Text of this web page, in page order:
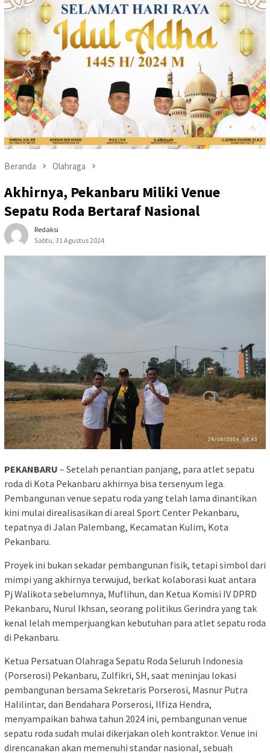
Beranda Olahraga
Akhirnya, Pekanbaru Miliki Venue
Sepatu Roda Bertaraf Nasional
Redaksi
Sabtu, 31 Agustus 2024
PEKANBARU – Setelah penantian panjang, para atlet sepatu
roda di Kota Pekanbaru akhirnya bisa tersenyum lega.
Pembangunan venue sepatu roda yang telah lama dinantikan
kini mulai direalisasikan di areal Sport Center Pekanbaru,
tepatnya di Jalan Palembang, Kecamatan Kulim, Kota
Pekanbaru.
Proyek ini bukan sekadar pembangunan fisik, tetapi simbol dari
mimpi yang akhirnya terwujud, berkat kolaborasi kuat antara
Pj Walikota sebelumnya, Muflihun, dan Ketua Komisi IV DPRD
Pekanbaru, Nurul Ikhsan, seorang politikus Gerindra yang tak
kenal lelah memperjuangkan kebutuhan para atlet sepatu roda
di Pekanbaru.
Ketua Persatuan Olahraga Sepatu Roda Seluruh Indonesia
(Porserosi) Pekanbaru, Zulfikri, SH, saat meninjau lokasi
pembangunan bersama Sekretaris Porserosi, Masnur Putra
Halilintar, dan Bendahara Porserosi, Ilfiza Hendra,
menyampaikan bahwa tahun 2024 ini, pembangunan venue
sepatu roda sudah mulai dikerjakan oleh kontraktor. Venue ini
direncanakan akan memenuhi standar nasional, sebuah